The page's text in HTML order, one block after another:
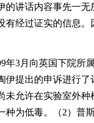
的讲话内容事先一
有经过证实的信息
3月向英国下院所
伊提出的申诉进行
未允许在实验室外
种为低毒。（2）普